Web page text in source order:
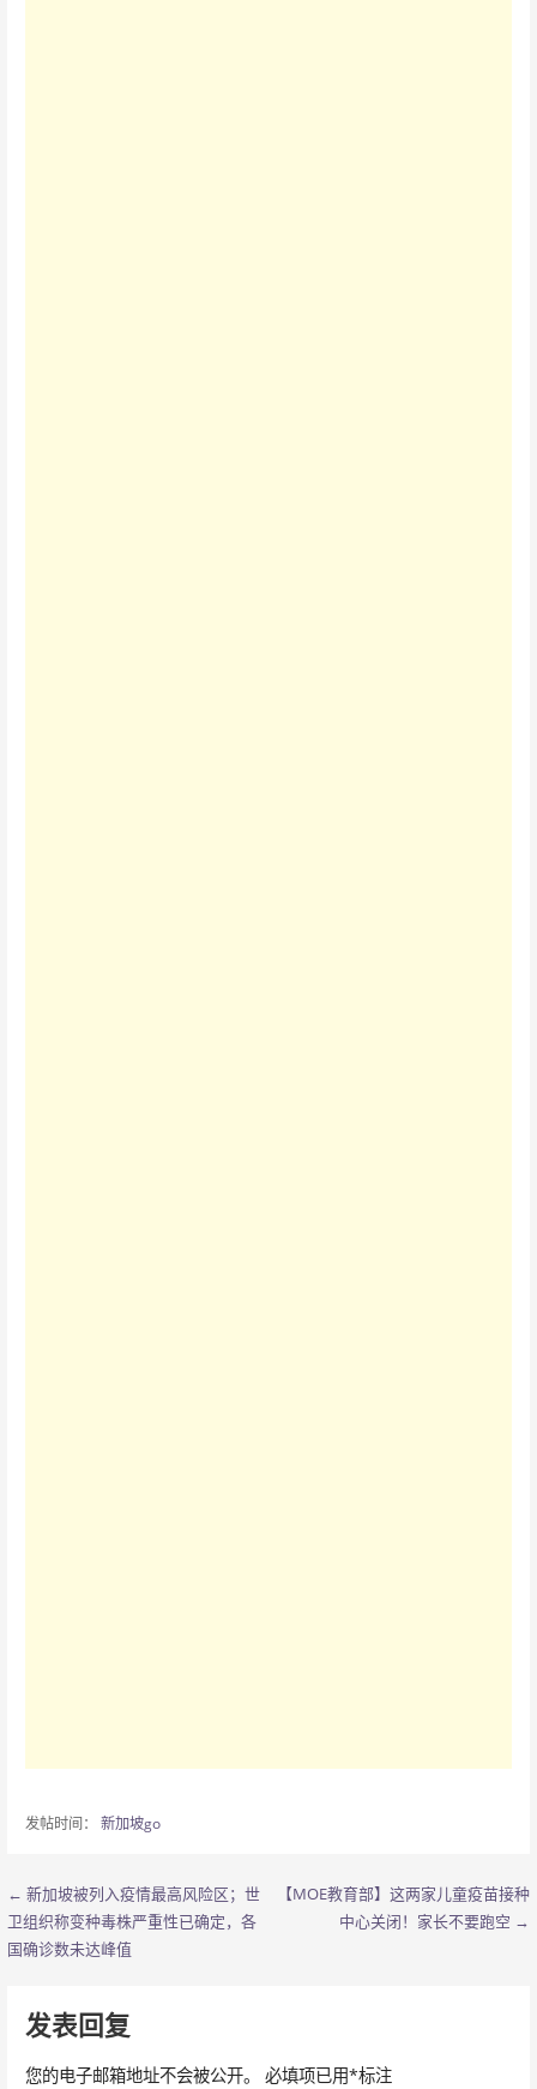
发帖时间： 新加坡go
文
章
航
← 新加坡被列入疫情最高风险区；世
卫组织称变种毒株严重性已确定，各
国确诊数未达峰值
【MOE教育部】这两家儿童疫苗接种
中心关闭！家长不要跑空 →
发表回复
您的电子邮箱地址不会被公开。 必填项已用*标注